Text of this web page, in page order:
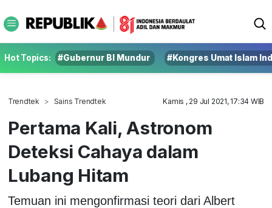
Hot Topics: #Gubernur BI Mundur #Kongres Umat Islam
Trendtek Sains Trendtek Kamis , 29 Jul 2021, 17:34 WIB
Pertama Kali, Astronom
Deteksi Cahaya dalam
Lubang Hitam
Temuan ini mengonfirmasi teori dari Albert